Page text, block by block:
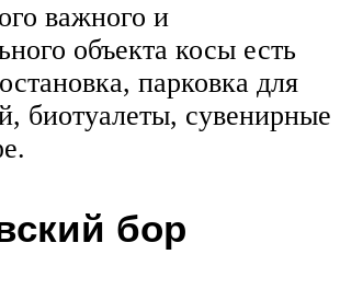
важного и
объекта косы есть
парковка для
биотуалеты, сувенирные
бор